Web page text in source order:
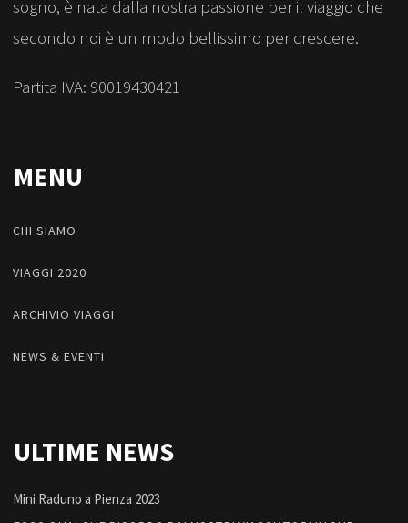
sogno, è nata dalla nostra passione per il viaggio che
secondo noi è un modo bellissimo per crescere.
Partita IVA: 90019430421
MENU
CHI SIAMO
VIAGGI 2020
ARCHIVIO VIAGGI
NEWS & EVENTI
ULTIME NEWS
Mini Raduno a Pienza 2023